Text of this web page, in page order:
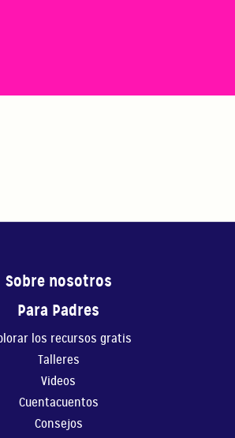
Sobre nosotros
Para Padres
los recursos gratis
Talleres
Videos
Cuentacuentos
Consejos